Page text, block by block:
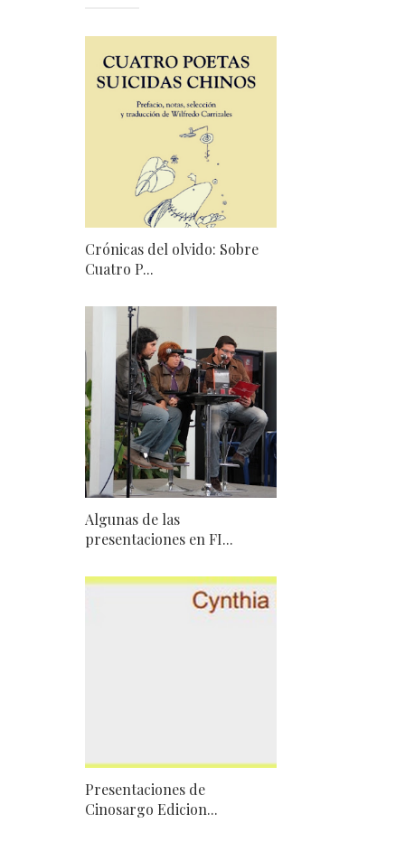
Crónicas del olvido: Sobre
Cuatro P...
Algunas de las
presentaciones en FI...
Presentaciones de
Cinosargo Edicion...